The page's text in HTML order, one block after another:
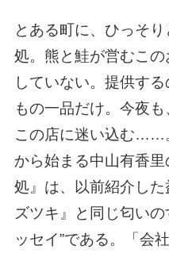
とある町に、ひっそ
処。熊と鮭が営むこ
していない。提供す
もの一品だけ。今夜
この店に迷い込む……
から始まる中山有香
処』は、以前紹介し
ズツキ』と同じ匂い
ッセイ”である。「会